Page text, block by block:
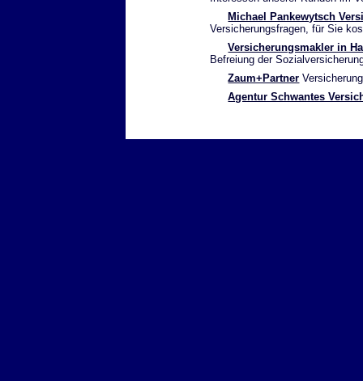
Michael Pankewytsch
Versicherungsfragen, für Sie
Versicherungsmakler in
Befreiung der
Zaum+Partner
Agentur Schwantes